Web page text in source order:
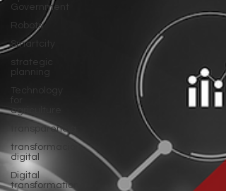
Government
Robots
Smartcity
strategic
planning
Technology
agriculture
transparencia
transformación
digital
Digital
transformation